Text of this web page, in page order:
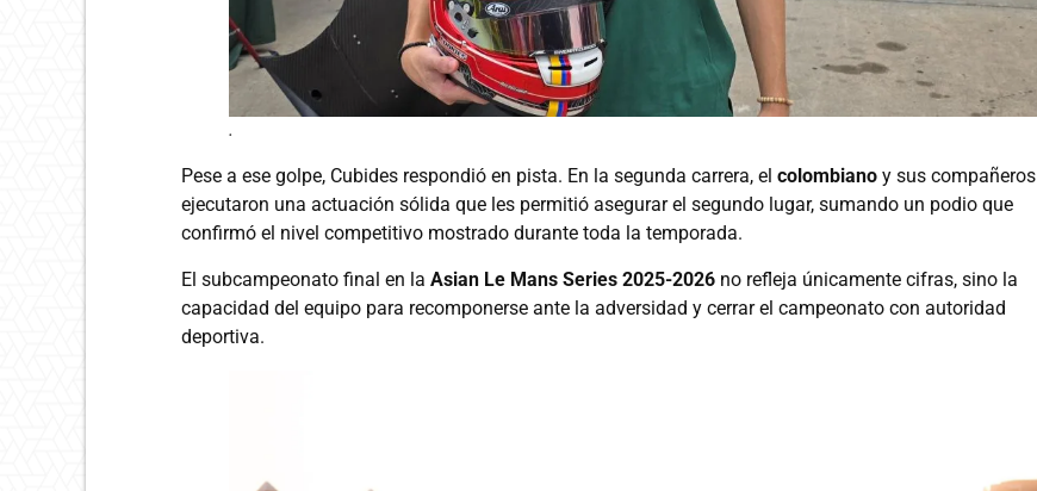
.
Pese a ese golpe, Cubides respondió en pista. En la segunda carrera, el colombiano y sus compañeros
ejecutaron una actuación sólida que les permitió asegurar el segundo lugar, sumando un podio que
confirmó el nivel competitivo mostrado durante toda la temporada.
El subcampeonato final en la Asian Le Mans Series 2025-2026 no refleja únicamente cifras, sino la
capacidad del equipo para recomponerse ante la adversidad y cerrar el campeonato con autoridad
deportiva.